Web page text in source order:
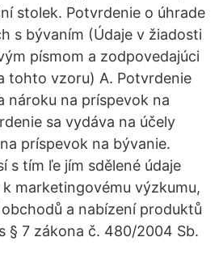
stolek. Potvrdenie o úhrade
s bývaním (Údaje v žiadosti
písmom a zodpovedajúci
tohto vzoru) A. Potvrdenie
nároku na príspevok na
sa vydáva na účely
príspevok na bývanie.
s tím ľe jím sdělené údaje
marketingovému výzkumu,
a nabízení produktů
§ 7 zákona č. 480/2004 Sb.